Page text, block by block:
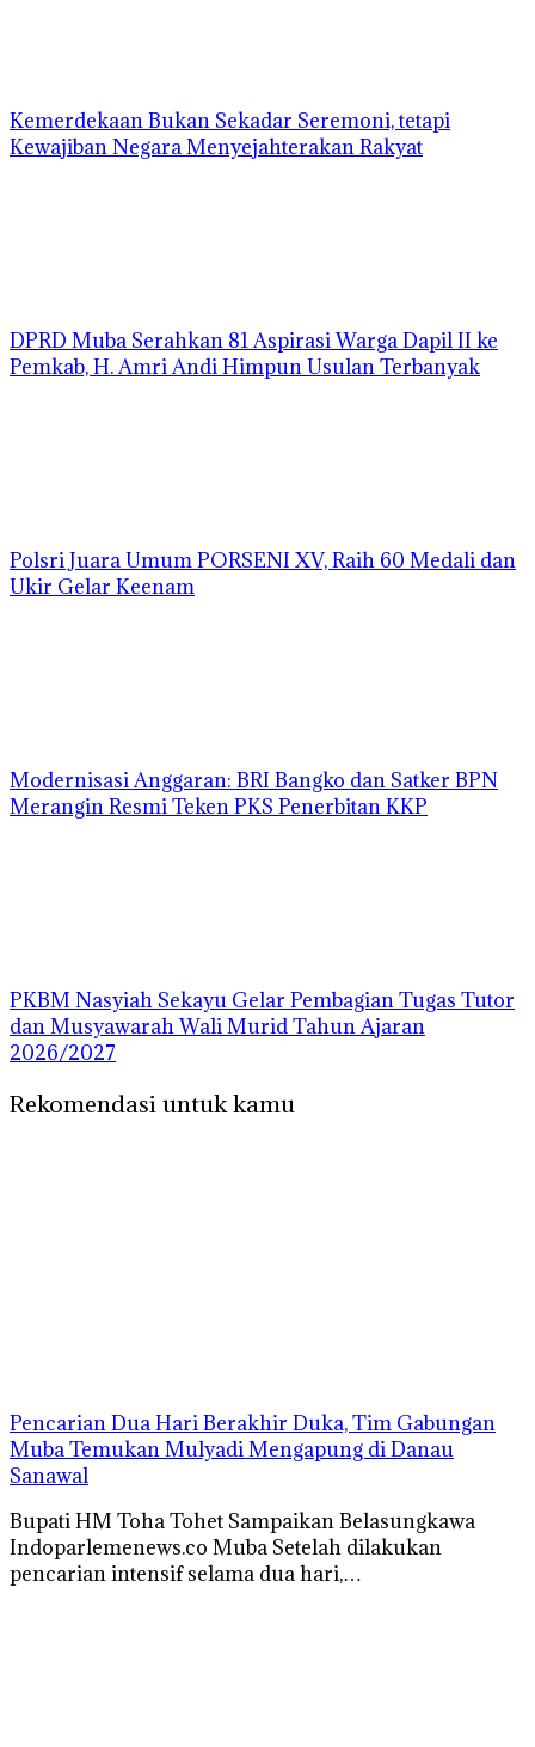
Kemerdekaan Bukan Sekadar Seremoni, tetapi
Kewajiban Negara Menyejahterakan Rakyat
DPRD Muba Serahkan 81 Aspirasi Warga Dapil II ke
Pemkab, H. Amri Andi Himpun Usulan Terbanyak
Polsri Juara Umum PORSENI XV, Raih 60 Medali dan
Ukir Gelar Keenam
Modernisasi Anggaran: BRI Bangko dan Satker BPN
Merangin Resmi Teken PKS Penerbitan KKP
PKBM Nasyiah Sekayu Gelar Pembagian Tugas Tutor
dan Musyawarah Wali Murid Tahun Ajaran
2026/2027
Rekomendasi untuk kamu
Pencarian Dua Hari Berakhir Duka, Tim Gabungan
Muba Temukan Mulyadi Mengapung di Danau
Sanawal
Bupati HM Toha Tohet Sampaikan Belasungkawa
Indoparlemenews.co Muba Setelah dilakukan
pencarian intensif selama dua hari,…